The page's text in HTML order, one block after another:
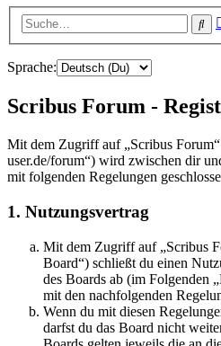
Sprache:
Scribus Forum -
Mit dem Zugriff auf „Scribus
user.de/forum“) wird zwischen dir
mit folgenden Regelungen
1. Nutzungsvertrag
Mit dem Zugriff auf „Scribus
Board“) schließt du einen
des Boards ab (im Folgenden
mit den nachfolgenden
Wenn du mit diesen
darfst du das Board nicht